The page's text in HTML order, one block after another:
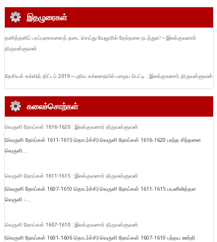
இதழுரைகள்
தனித்தனிப் பரப்புரைகளைத் தடை செய்து வேலூரில் தேர்தலை நடத்துக! – இலக்குவனார்
திருவள்ளுவன்
தேசியக் கல்வித் திட்டம் 2019 – புதிய கல்லறையில் பழைய பெட்டி : இலக்குவனார் திருவள்ளுவன்
கலைச்சொற்கள்
வெருளி நோய்கள் 1616-1620 : இலக்குவனார் திருவள்ளுவன்
(வெருளி நோய்கள் 1611-1615 தொடர்ச்சி) வெருளி நோய்கள் 1616-1620 பரந்த சிந்தனை
வெருளி...
வெருளி நோய்கள் 1611-1615 : இலக்குவனார் திருவள்ளுவன்
(வெருளி நோய்கள் 1607-1610 தொடர்ச்சி) வெருளி நோய்கள் 1611-1615 பயனிலித்தள
வெருளி -...
வெருளி நோய்கள் 1607-1610 : இலக்குவனார் திருவள்ளுவன்
(வெருளி நோய்கள் 1601-1606 தொடர்ச்சி) வெருளி நோய்கள் 1607-1610 பந்தய ஊர்தி